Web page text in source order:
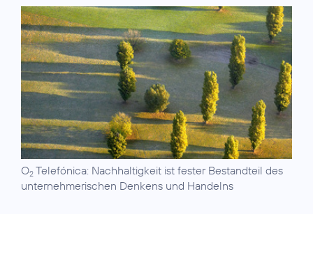
O2 Telefónica: Nachhaltigkeit ist fester Bestandteil des
unternehmerischen Denkens und Handelns